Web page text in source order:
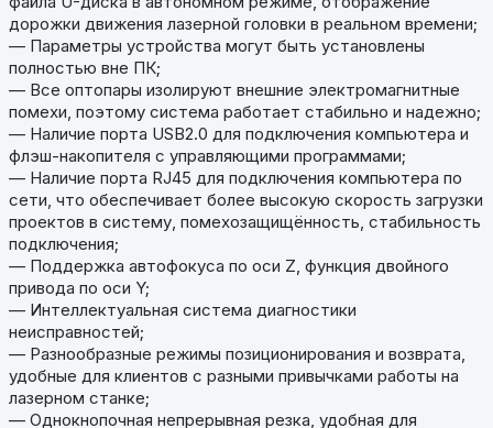
дорожки движения лазерной головки в реальном времени;
— Параметры устройства могут быть установлены
полностью вне ПК;
— Все оптопары изолируют внешние электромагнитные
помехи, поэтому система работает стабильно и надежно;
— Наличие порта USB2.0 для подключения компьютера и
флэш-накопителя с управляющими программами;
— Наличие порта RJ45 для подключения компьютера по
сети, что обеспечивает более высокую скорость загрузки
проектов в систему, помехозащищённость, стабильность
подключения;
— Поддержка автофокуса по оси Z, функция двойного
привода по оси Y;
— Интеллектуальная система диагностики
неисправностей;
— Разнообразные режимы позиционирования и возврата,
удобные для клиентов с разными привычками работы на
лазерном станке;
— Однокнопочная непрерывная резка, удобная для